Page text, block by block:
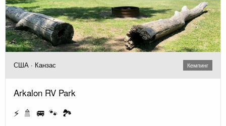
США · Канзас Кемпинг
Arkalon RV Park
⚡ 🚿 🚐 🐾 🏞️